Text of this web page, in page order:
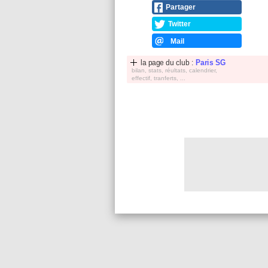
Partager
Twitter
Mail
la page du club : Paris SG
bilan, stats, réultats, calendrier,
effectif, tranferts, ...